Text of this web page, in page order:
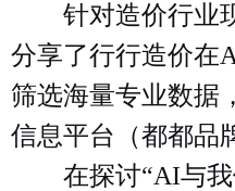
针对造价行业现
分享了行行造价在
筛选海量专业数据
信息平台 （都都品
在探讨“AI与